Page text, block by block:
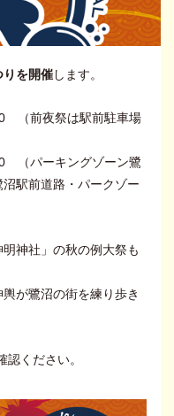
りを開催します。
（前夜祭は駅前駐車場
（パーキングゾーン鷺
駅前道路・パークゾー
神社」の秋の例大祭も
が鷺沼の街を練り歩き
認ください。